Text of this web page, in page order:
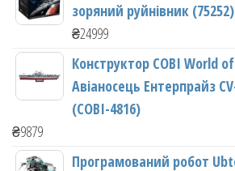
зоряний руйнівник (75252)
₴24999
Конструктор COBI World
Авіаносець Ентерпрайз
(COBI-4816)
₴9879
Програмований робот